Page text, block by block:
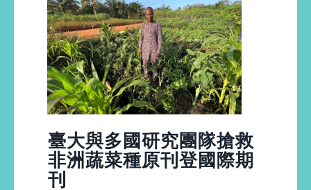
臺大與多國研究團隊搶救
非洲蔬菜種原刊登國際期
刊